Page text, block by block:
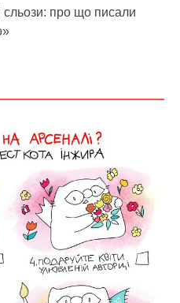
сльози: про що писали